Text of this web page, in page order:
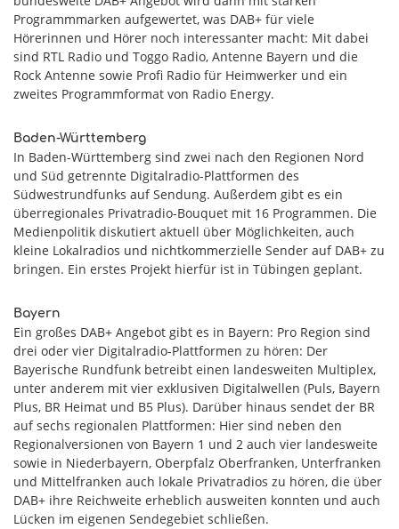
Programmmarken aufgewertet, was DAB+ für viele
Hörerinnen und Hörer noch interessanter macht: Mit dabei
sind RTL Radio und Toggo Radio, Antenne Bayern und die
Rock Antenne sowie Profi Radio für Heimwerker und ein
zweites Programmformat von Radio Energy.
Baden-Württemberg
In Baden-Württemberg sind zwei nach den Regionen Nord
und Süd getrennte Digitalradio-Plattformen des
Südwestrundfunks auf Sendung. Außerdem gibt es ein
überregionales Privatradio-Bouquet mit 16 Programmen. Die
Medienpolitik diskutiert aktuell über Möglichkeiten, auch
kleine Lokalradios und nichtkommerzielle Sender auf DAB+ zu
bringen. Ein erstes Projekt hierfür ist in Tübingen geplant.
Bayern
Ein großes DAB+ Angebot gibt es in Bayern: Pro Region sind
drei oder vier Digitalradio-Plattformen zu hören: Der
Bayerische Rundfunk betreibt einen landesweiten Multiplex,
unter anderem mit vier exklusiven Digitalwellen (Puls, Bayern
Plus, BR Heimat und B5 Plus). Darüber hinaus sendet der BR
auf sechs regionalen Plattformen: Hier sind neben den
Regionalversionen von Bayern 1 und 2 auch vier landesweite
sowie in Niederbayern, Oberpfalz Oberfranken, Unterfranken
und Mittelfranken auch lokale Privatradios zu hören, die über
DAB+ ihre Reichweite erheblich ausweiten konnten und auch
Lücken im eigenen Sendegebiet schließen.